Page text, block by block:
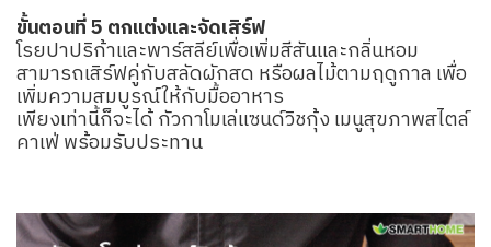
ขั้นตอนที่ 5 ตกแต่งและจัดเสิร์ฟ
โรยปาปริก้าและพาร์สลีย์เพื่อเพิ่มสีสันและกลิ่นหอม
สามารถเสิร์ฟคู่กับสลัดผักสด หรือผลไม้ตามฤดูกาล เพื่อ
เพิ่มความสมบูรณ์ให้กับมื้ออาหาร
เพียงเท่านี้ก็จะได้ กัวกาโมเล่แซนด์วิชกุ้ง เมนูสุขภาพสไตล์
คาเฟ่ พร้อมรับประทาน